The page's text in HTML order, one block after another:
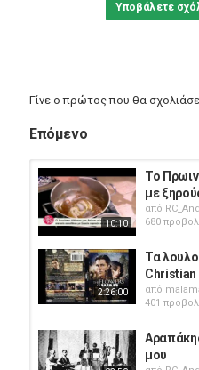
Υποβάλετε
Γίνε ο πρώτος που θα
Επόμενο
10:10
Το
με
από
680
2:26:00
Τα
Christian
από
401
μου